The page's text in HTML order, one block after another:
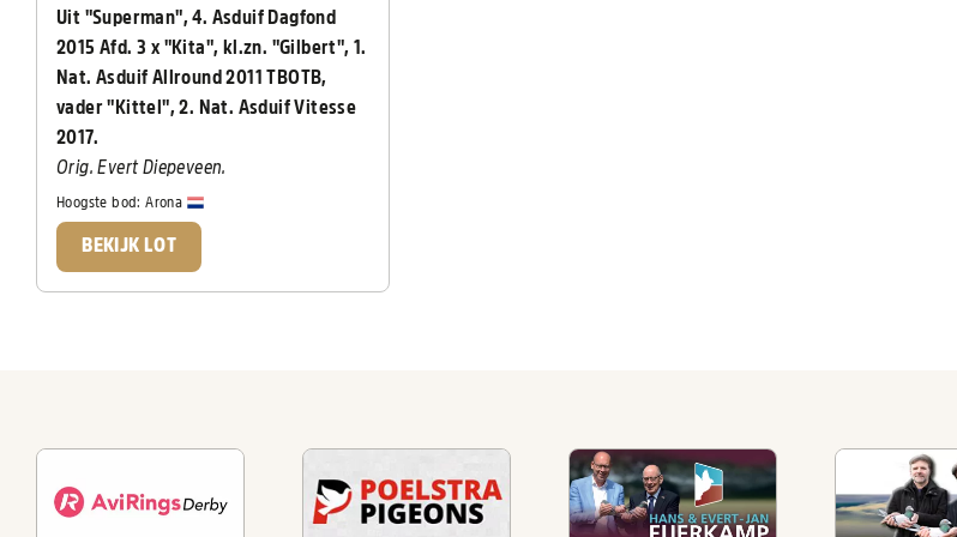
Uit "Superman", 4. Asduif Dagfond
2015 Afd. 3 x "Kita", kl.zn. "Gilbert", 1.
Nat. Asduif Allround 2011 TBOTB,
vader "Kittel", 2. Nat. Asduif Vitesse
2017.
Orig. Evert Diepeveen.
Hoogste bod:Arona
BEKIJK LOT